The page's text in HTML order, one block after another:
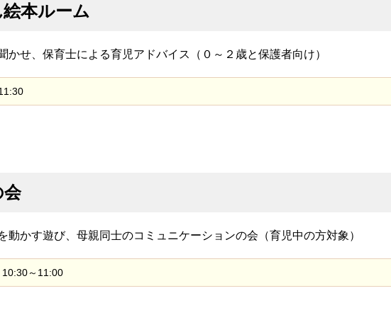
本ルーム
かせ、保育士による育児アドバイス（０～２歳と保護者向け）
会
動かす遊び、母親同士のコミュニケーションの会（育児中の方対象）
～11:00